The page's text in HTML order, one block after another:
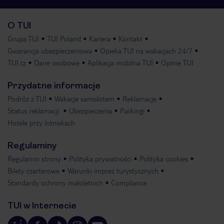
O TUI
Grupa TUI TUI Poland Kariera
Kontakt
Gwarancja ubezpieczeniowa
Opieka TUI na wakacjach 24/7
TUI.cz
Dane osobowe Aplikacja mobilna TUI Opinie TUI
Przydatne informacje
Podróż z TUI Wakacje samolotem
Reklamacje
Status reklamacji
Ubezpieczenia
Parkingi
Hotele przy lotniskach
Regulaminy
Regulamin strony Polityka prywatności
Polityka cookies
Bilety czarterowe
Warunki imprez turystycznych
Standardy ochrony małoletnich
Compliance
TUI w Internecie